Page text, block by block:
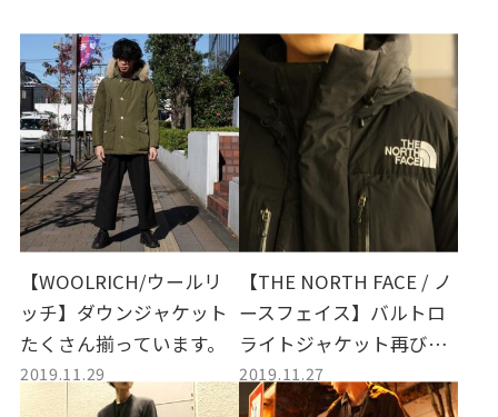
【WOOLRICH/ウールリ
ッチ】ダウンジャケット
たくさん揃っています。
2019.11.29
【THE NORTH FACE / ノ
ースフェイス】バルトロ
ライトジャケット再び買
取入荷。「ND91510」
2019.11.27